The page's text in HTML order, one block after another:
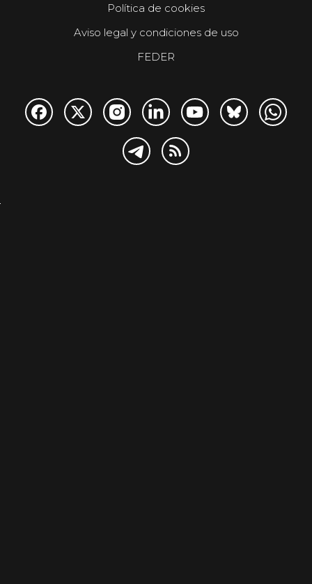
Política de cookies
Aviso legal y condiciones de uso
FEDER